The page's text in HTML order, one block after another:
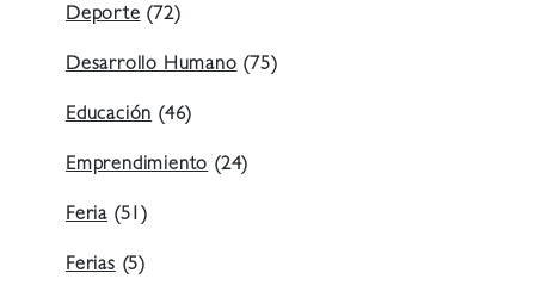
Deporte(72)
Desarrollo Humano(75)
Educación(46)
Emprendimiento(24)
Feria (51)
Ferias(5)